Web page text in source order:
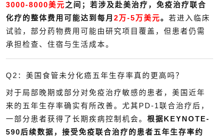
3000-8000美元之间；若涉及赴美治疗，免疫治疗联合
化疗的整体费用可能达到每月 2万-5万美元。 若进入临床
试验，部分药物费用可能由研究项目覆盖，但患者仍需
承担检查、住宿与生活成本。
Q2：美国食管未分化癌五年生存率真的更高吗？
对于局部晚期或部分对免疫治疗敏感的患者，美国近年
来的五年生存率确实有所改善。尤其PD-1联合治疗后，
一部分患者获得了长期疾病控制机会。 根据KEYNOTE-
590后续数据，接受免疫联合治疗的患者五年生存率约